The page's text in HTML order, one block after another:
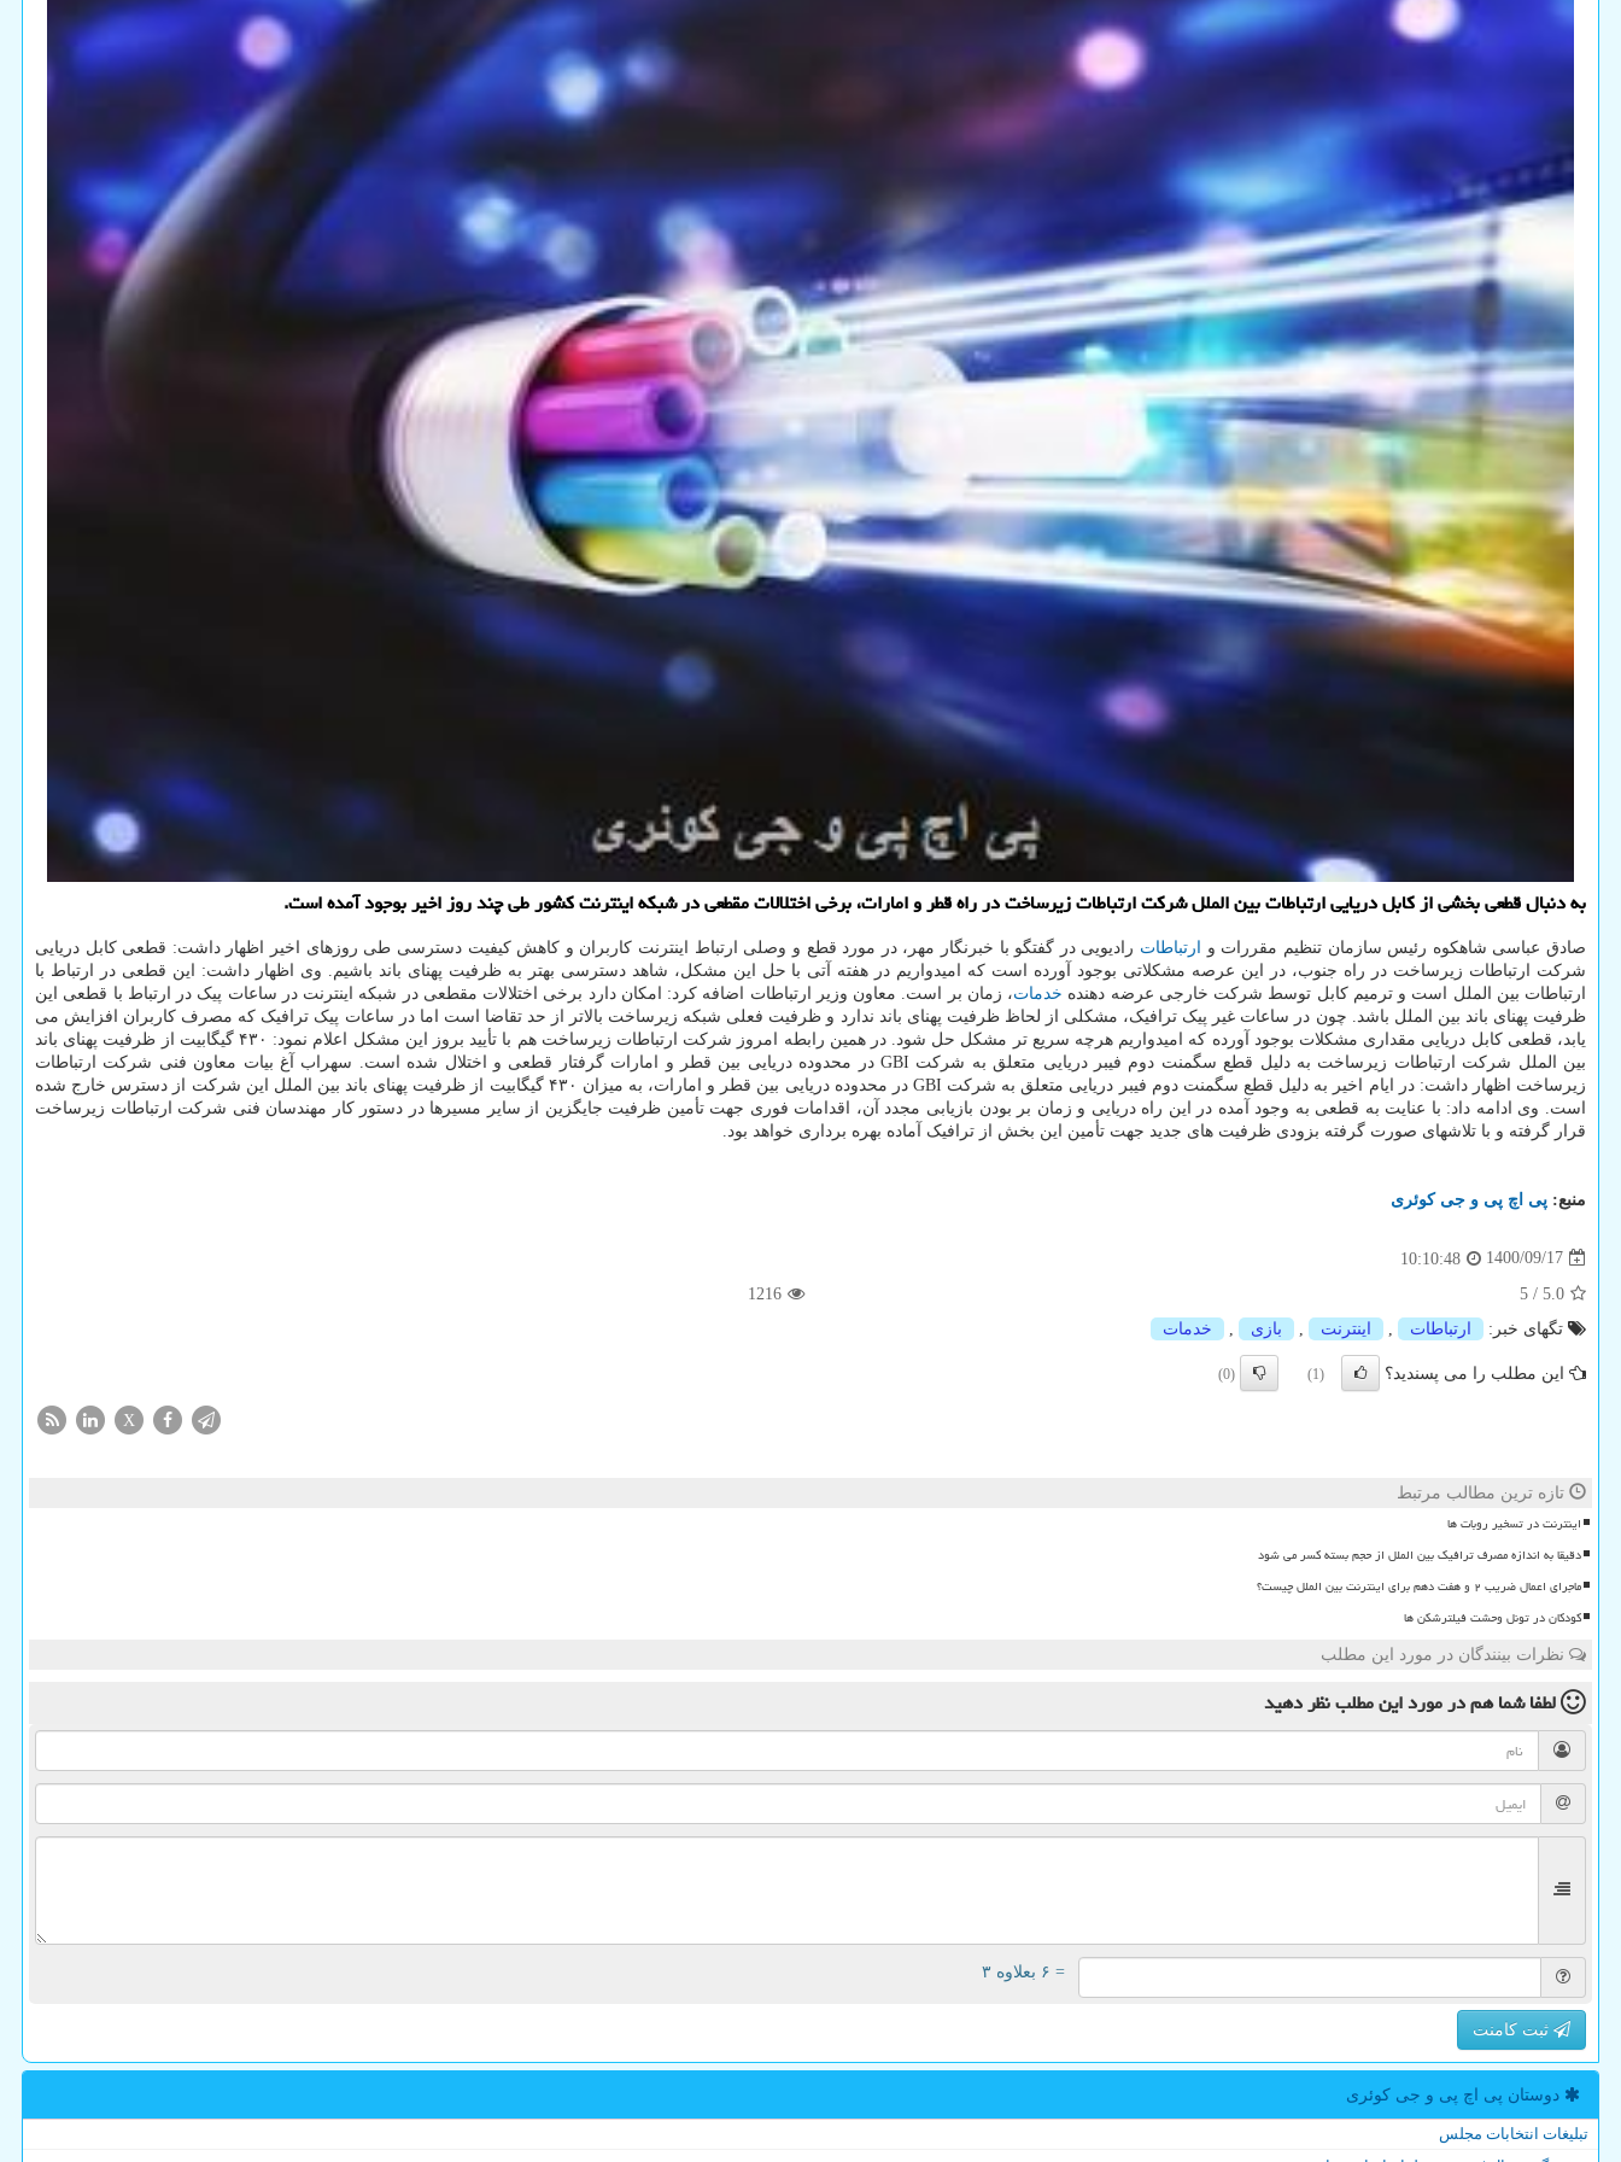
به دنبال قطعی بخشی از کابل دریایی ارتباطات بین الملل شرکت ارتباطات زیرساخت در راه قطر و امارات، برخی اختلالات مقطعی در شبکه اینترنت کشور طی چند روز اخیر بوجود آمده است.
صادق عباسی شاهکوه رئیس سازمان تنظیم مقررات و ارتباطات رادیویی در گفتگو با خبرنگار مهر، در مورد قطع و وصلی ارتباط اینترنت کاربران و کاهش کیفیت دسترسی طی روزهای اخیر اظهار داشت: قطعی کابل دریایی
شرکت ارتباطات زیرساخت در راه جنوب، در این عرصه مشکلاتی بوجود آورده است که امیدواریم در هفته آتی با حل این مشکل، شاهد دسترسی بهتر به ظرفیت پهنای باند باشیم. وی اظهار داشت: این قطعی در ارتباط با
ارتباطات بین الملل است و ترمیم کابل توسط شرکت خارجی عرضه دهنده خدمات، زمان بر است. معاون وزیر ارتباطات اضافه کرد: امکان دارد برخی اختلالات مقطعی در شبکه اینترنت در ساعات پیک در ارتباط با قطعی این
ظرفیت پهنای باند بین الملل باشد. چون در ساعات غیر پیک ترافیک، مشکلی از لحاظ ظرفیت پهنای باند ندارد و ظرفیت فعلی شبکه زیرساخت بالاتر از حد تقاضا است اما در ساعات پیک ترافیک که مصرف کاربران افزایش می
یابد، قطعی کابل دریایی مقداری مشکلات بوجود آورده که امیدواریم هرچه سریع تر مشکل حل شود. در همین رابطه امروز شرکت ارتباطات زیرساخت هم با تأیید بروز این مشکل اعلام نمود: ۴۳۰ گیگابیت از ظرفیت پهنای باند
بین الملل شرکت ارتباطات زیرساخت به دلیل قطع سگمنت دوم فیبر دریایی متعلق به شرکت GBI در محدوده دریایی بین قطر و امارات گرفتار قطعی و اختلال شده است. سهراب آغ بیات معاون فنی شرکت ارتباطات
زیرساخت اظهار داشت: در ایام اخیر به دلیل قطع سگمنت دوم فیبر دریایی متعلق به شرکت GBI در محدوده دریایی بین قطر و امارات، به میزان ۴۳۰ گیگابیت از ظرفیت پهنای باند بین الملل این شرکت از دسترس خارج شده
است. وی ادامه داد: با عنایت به قطعی به وجود آمده در این راه دریایی و زمان بر بودن بازیابی مجدد آن، اقدامات فوری جهت تأمین ظرفیت جایگزین از سایر مسیرها در دستور کار مهندسان فنی شرکت ارتباطات زیرساخت
قرار گرفته و با تلاشهای صورت گرفته بزودی ظرفیت های جدید جهت تأمین این بخش از ترافیک آماده بهره برداری خواهد بود.
منبع: پی اچ پی و جی كوئری
1400/09/17
10:10:48
5.0
/
5
1216
تگهای خبر:
ارتباطات , اینترنت , بازی , خدمات
این مطلب را می پسندید؟ (1)
(0)
X
تازه ترین مطالب مرتبط
اینترنت در تسخیر روبات ها
دقیقا به اندازه مصرف ترافیک بین الملل از حجم بسته کسر می شود
ماجرای اعمال ضریب ۲ و هفت دهم برای اینترنت بین الملل چیست؟
کودکان در تونل وحشت فیلترشکن ها
نظرات بینندگان در مورد این مطلب
لطفا شما همدر مورد این مطلبنظر دهید
= ۶ بعلاوه ۳
ثبت کامنت
دوستان پی اچ پی و جی كوئری
تبلیغات انتخابات مجلس